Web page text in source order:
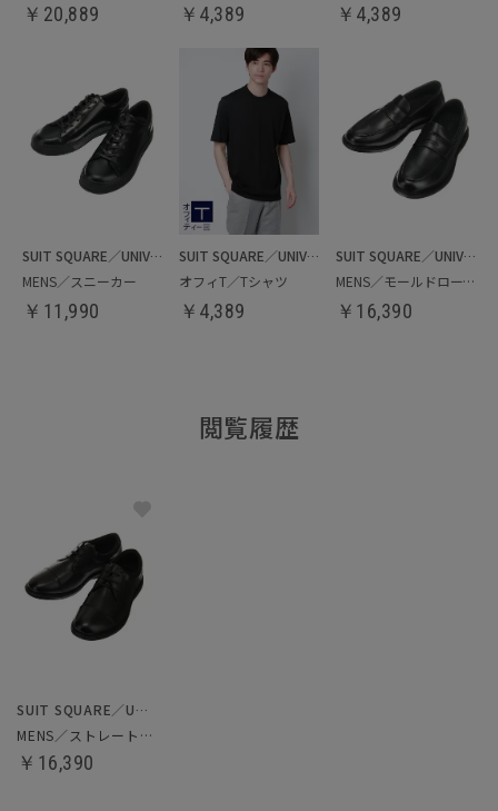
￥ 20,889 ￥ 4,389 ￥ 4,389
SUIT SQUARE／UNIVERSAL LANGUAGE
MENS／スニーカー
￥ 11,990
SUIT SQUARE／UNIVERSAL LANGUAGE
オフィT／Tシャツ
￥ 4,389
SUIT SQUARE／UNIVERSAL LANGUAGE
MENS／モールドローファー
￥ 16,390
閲覧履歴
SUIT SQUARE／UNIVERSAL LANGUAGE
MENS／ストレートチップシューズ
￥16,390